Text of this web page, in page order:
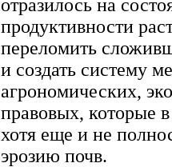
отразилось на
продуктивности
переломить
и создать систему
агрономических,
правовых, которые
хотя еще и не
эрозию почв.